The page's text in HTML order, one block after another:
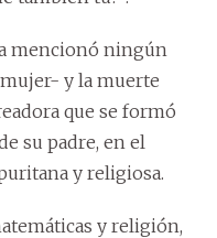
mencionó ningún
y la muerte
que se formó
su padre, en el
y religiosa.
y religión,